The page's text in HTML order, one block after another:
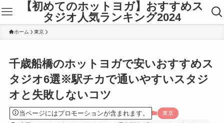
【初めてのホットヨガ】おすすめス
タジオ人気ランキング2024
ホーム 東京
千歳船橋のホットヨガで安いおすすめス
タジオ6選※駅チカで通いやすいスタジ
オと失敗しないコツ
当ページにはプロモーションが含まれます。
東京